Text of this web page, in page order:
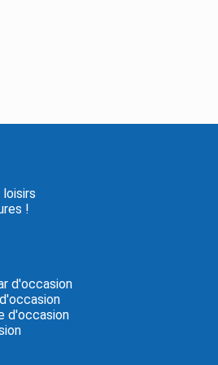
!
d'occasion
d'occasion